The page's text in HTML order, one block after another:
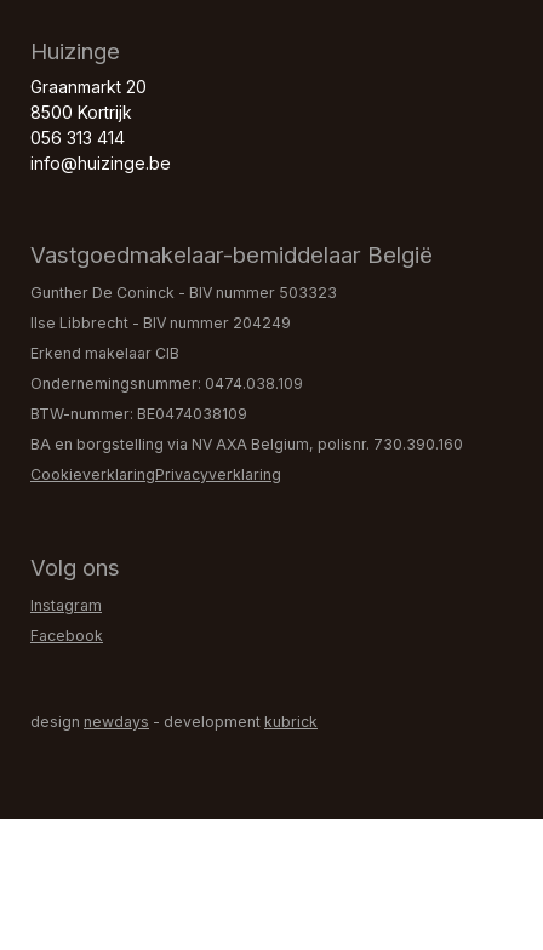
Huizinge
Graanmarkt 20
8500 Kortrijk
056 313 414
info@huizinge.be
Vastgoedmakelaar-bemiddelaar België
Gunther De Coninck - BIV nummer 503323
Ilse Libbrecht - BIV nummer 204249
Erkend makelaar CIB
Ondernemingsnummer: 0474.038.109
BTW-nummer: BE0474038109
BA en borgstelling via NV AXA Belgium, polisnr. 730.390.160
CookieverklaringPrivacyverklaring
Volg ons
Instagram
Facebook
design newdays - development kubrick